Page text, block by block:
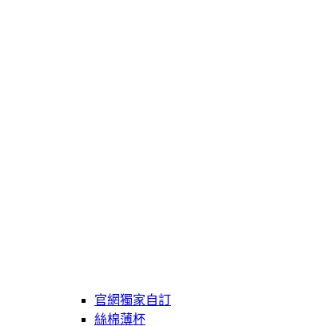
官網獨家自訂
絲棉薄杯